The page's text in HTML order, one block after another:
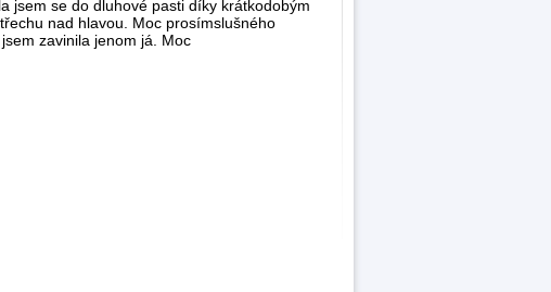
jsem se do dluhové pasti díky krátkodobým
nad hlavou. Moc prosímslušného
zavinila jenom já. Moc